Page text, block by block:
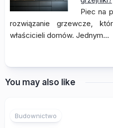
Piec na
rozwiązanie grzewcze,
właścicieli domów. Jednym…
You may also like
Budownictwo